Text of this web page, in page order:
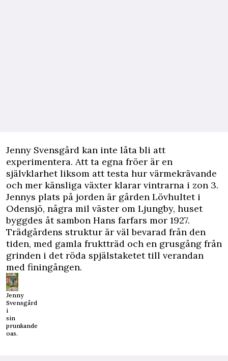
Jenny Svensgård kan inte låta bli att
experimentera. Att ta egna fröer är en
självklarhet liksom att testa hur värmekrävande
och mer känsliga växter klarar vintrarna i zon 3.
Jennys plats på jorden är gården Lövhultet i
Odensjö, några mil väster om Ljungby, huset
byggdes åt sambon Hans farfars mor 1927.
Trädgårdens struktur är väl bevarad från den
tiden, med gamla fruktträd och en grusgång från
grinden i det röda spjälstaketet till verandan
med finingången.
Jenny
Svensgård
i
sin
prunkande
oas.